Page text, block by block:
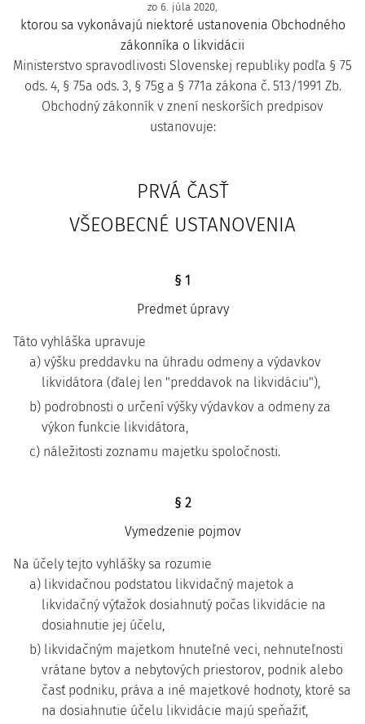
zo 6. júla 2020,
ktorou sa vykonávajú niektoré ustanovenia Obchodného
zákonníka o likvidácii
Ministerstvo spravodlivosti Slovenskej republiky podľa § 75
ods. 4, § 75a ods. 3, § 75g a § 771a zákona č. 513/1991 Zb.
Obchodný zákonník v znení neskorších predpisov
ustanovuje:
PRVÁ ČASŤ
VŠEOBECNÉ USTANOVENIA
§ 1
Predmet úpravy
Táto vyhláška upravuje
a) výšku preddavku na úhradu odmeny a výdavkov
likvidátora (ďalej len "preddavok na likvidáciu"),
b) podrobnosti o určení výšky výdavkov a odmeny za
výkon funkcie likvidátora,
c) náležitosti zoznamu majetku spoločnosti.
§ 2
Vymedzenie pojmov
Na účely tejto vyhlášky sa rozumie
a) likvidačnou podstatou likvidačný majetok a
likvidačný výťažok dosiahnutý počas likvidácie na
dosiahnutie jej účelu,
b) likvidačným majetkom hnuteľné veci, nehnuteľnosti
vrátane bytov a nebytových priestorov, podnik alebo
časť podniku, práva a iné majetkové hodnoty, ktoré sa
na dosiahnutie účelu likvidácie majú speňažiť,